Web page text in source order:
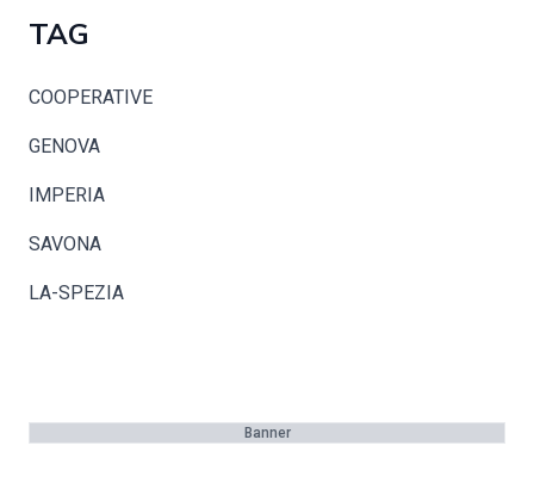
TAG
COOPERATIVE
GENOVA
IMPERIA
SAVONA
LA-SPEZIA
Banner